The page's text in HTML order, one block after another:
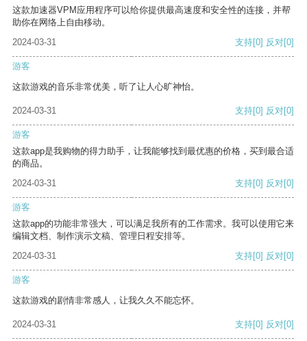
这款加速器VPM应用程序可以给你提供最高速度和安全性的连接，并帮
助你在网络上自由移动。
2024-03-31
支持[0] 反对[0]
游客
这款游戏的音乐非常优美，听了让人心旷神怡。
2024-03-31 支持[0] 反对[0]
游客
这款app是我购物的得力助手，让我能够找到最优惠的价格，买到最合适
的商品。
2024-03-31
支持[0] 反对[0]
游客
这款app的功能非常强大，可以满足我所有的工作需求。我可以使用它来
编辑文档、制作演示文稿、管理日程安排等。
2024-03-31
支持[0] 反对[0]
游客
这款游戏的剧情非常感人，让我久久不能忘怀。
2024-03-31 支持[0] 反对[0]